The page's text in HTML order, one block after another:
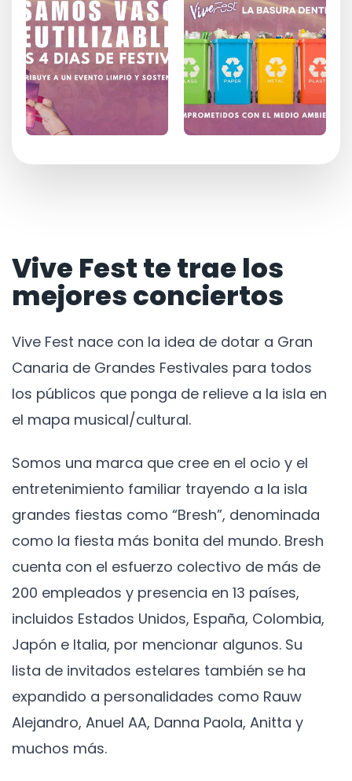
Vive Fest te trae los
mejores conciertos
Vive Fest nace con la idea de dotar a Gran
Canaria de Grandes Festivales para todos
los públicos que ponga de relieve a la isla en
el mapa musical/cultural.
Somos una marca que cree en el ocio y el
entretenimiento familiar trayendo a la isla
grandes fiestas como “Bresh”, denominada
como la fiesta más bonita del mundo. Bresh
cuenta con el esfuerzo colectivo de más de
200 empleados y presencia en 13 países,
incluidos Estados Unidos, España, Colombia,
Japón e Italia, por mencionar algunos. Su
lista de invitados estelares también se ha
expandido a personalidades como Rauw
Alejandro, Anuel AA, Danna Paola, Anitta y
muchos más.